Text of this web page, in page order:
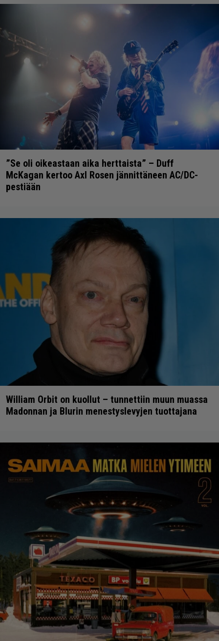
”Se oli oikeastaan aika herttaista” – Duff
McKagan kertoo Axl Rosen jännittäneen AC/DC-
pestiään
William Orbit on kuollut – tunnettiin muun muassa
Madonnan ja Blurin menestyslevyjen tuottajana